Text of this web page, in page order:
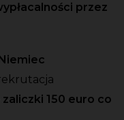
przez
150 euro co